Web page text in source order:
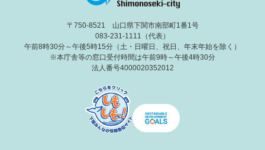
〒750-8521 山口県下関市南部町1番1号
083-231-1111（代表）
午前8時30分～午後5時15分（土・日曜日、祝日、年末年始を除く）
※本庁舎等の窓口受付時間は午前9時～午後4時30分
法人番号4000020352012